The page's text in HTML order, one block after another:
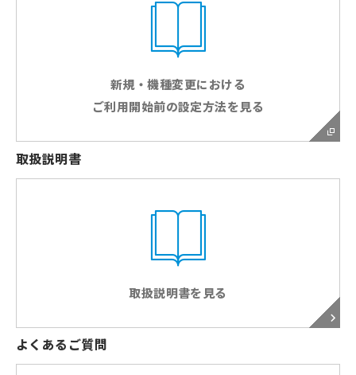
新規・機種変更における
ご利用開始前の設定方法を見る
取扱説明書
取扱説明書を見る
よくあるご質問